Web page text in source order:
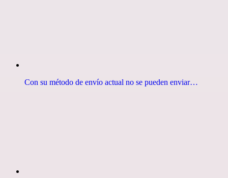
Con su método de envío actual no se pueden enviar…